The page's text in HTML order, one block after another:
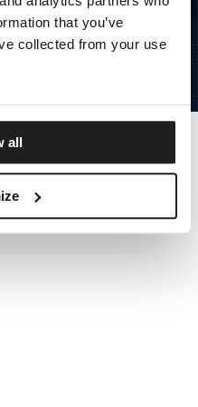
that you’ve
collected from your use
all
du, dass du die
VORBEHALTEN.
OBEN